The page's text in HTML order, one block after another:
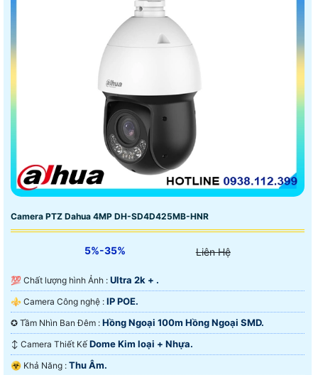
Camera PTZ Dahua 4MP DH-SD4D425MB-HNR
5%-35% Liên Hệ
💯 Chất lượng hình Ảnh : Ultra 2k + .
⚜️ Camera Công nghệ : IP POE.
✪ Tầm Nhìn Ban Đêm : Hồng Ngoại 100m Hồng Ngoại SMD.
↕️ Camera Thiết Kế Dome Kim loại + Nhựa.
️☣️ Khả Năng : Thu Âm.